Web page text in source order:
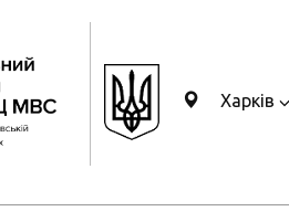
Харків